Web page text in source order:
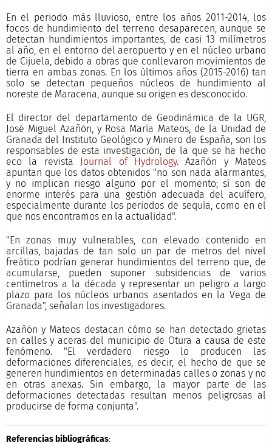
En el periodo más lluvioso, entre los años 2011-2014, los
focos de hundimiento del terreno desaparecen, aunque se
detectan hundimientos importantes, de casi 13 milímetros
al año, en el entorno del aeropuerto y en el núcleo urbano
de Cijuela, debido a obras que conllevaron movimientos de
tierra en ambas zonas. En los últimos años (2015-2016) tan
solo se detectan pequeños núcleos de hundimiento al
noreste de Maracena, aunque su origen es desconocido.
El director del departamento de Geodinámica de la UGR,
José Miguel Azañón, y Rosa María Mateos, de la Unidad de
Granada del Instituto Geológico y Minero de España, son los
responsables de esta investigación, de la que se ha hecho
eco la revista Journal of Hydrology. Azañón y Mateos
apuntan que los datos obtenidos "no son nada alarmantes,
y no implican riesgo alguno por el momento; sí son de
enorme interés para una gestión adecuada del acuífero,
especialmente durante los periodos de sequía, como en el
que nos encontramos en la actualidad".
"En zonas muy vulnerables, con elevado contenido en
arcillas, bajadas de tan solo un par de metros del nivel
freático podrían generar hundimientos del terreno que, de
acumularse, pueden suponer subsidencias de varios
centímetros a la década y representar un peligro a largo
plazo para los núcleos urbanos asentados en la Vega de
Granada", señalan los investigadores.
Azañón y Mateos destacan cómo se han detectado grietas
en calles y aceras del municipio de Otura a causa de este
fenómeno. "El verdadero riesgo lo producen las
deformaciones diferenciales, es decir, el hecho de que se
generen hundimientos en determinadas calles o zonas y no
en otras anexas. Sin embargo, la mayor parte de las
deformaciones detectadas resultan menos peligrosas al
producirse de forma conjunta".
Referencias bibliográficas: